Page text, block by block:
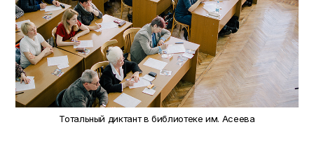
Тотальный диктант в библиотеке им. Асеева